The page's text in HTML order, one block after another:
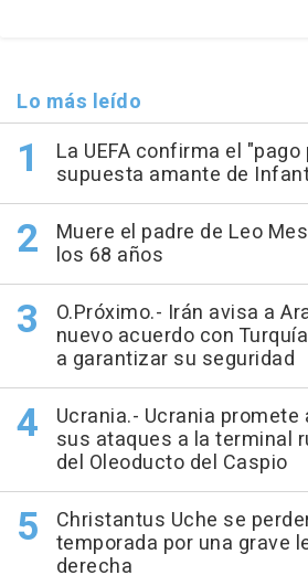
Lo más leído
La UEFA confirma el
supuesta amante de
Muere el padre de Leo
los 68 años
O.Próximo.- Irán avisa a
nuevo acuerdo con
a garantizar su seguridad
Ucrania.- Ucrania promete
sus ataques a la terminal
del Oleoducto del Caspio
Christantus Uche se
temporada por una grave
derecha